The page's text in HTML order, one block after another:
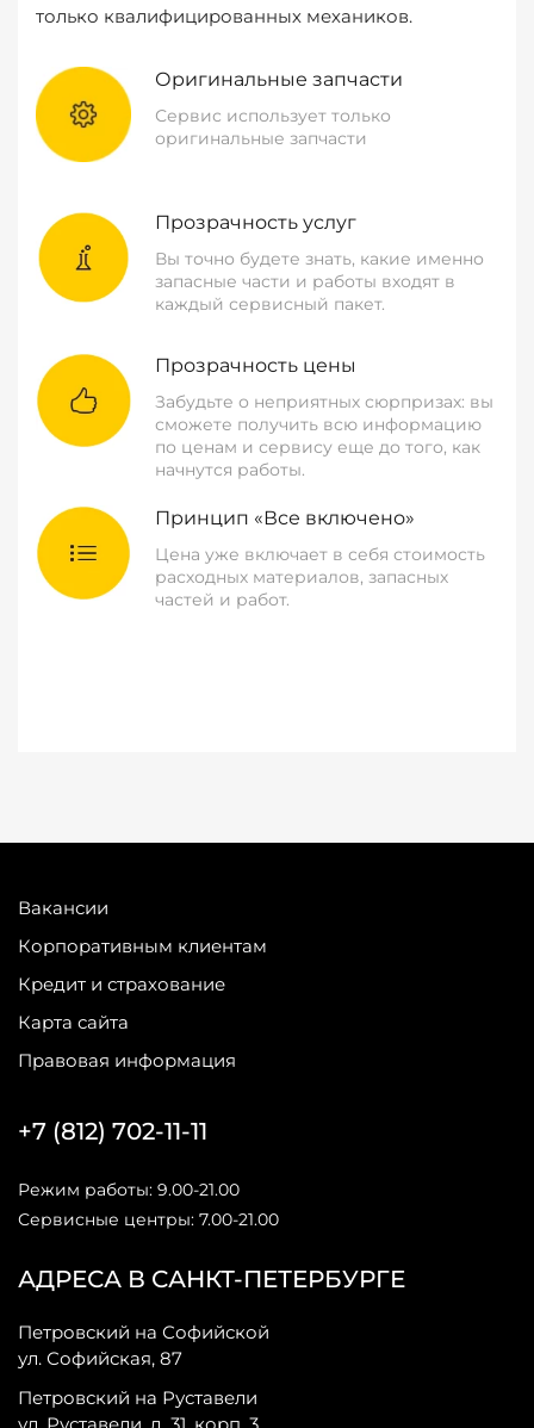
только квалифицированных механиков.
Оригинальные запчасти
Сервис использует только
оригинальные запчасти
Прозрачность услуг
Вы точно будете знать, какие именно
запасные части и работы входят в
каждый сервисный пакет.
Прозрачность цены
Забудьте о неприятных сюрпризах: вы
сможете получить всю информацию
по ценам и сервису еще до того, как
начнутся работы.
Принцип «Все включено»
Цена уже включает в себя стоимость
расходных материалов, запасных
частей и работ.
Вакансии
Корпоративным клиентам
Кредит и страхование
Карта сайта
Правовая информация
АДРЕСА В САНКТ-ПЕТЕРБУРГЕ
Петровский на Софийской
ул. Софийская, 87
Петровский на Руставели
+7 (812) 702-11-11
Режим работы: 9.00-21.00
Сервисные центры: 7.00-21.00